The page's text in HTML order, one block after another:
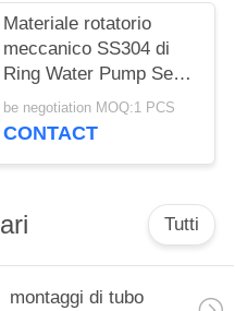
Materiale rotatorio
meccanico SS304 di
Ring Water Pump Seal
12mm
be negotiation MOQ:1 PCS
CONTACT
Tutti
montaggi di tubo